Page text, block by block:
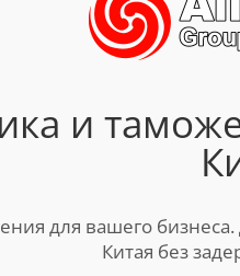
и
для вашего
Китая без